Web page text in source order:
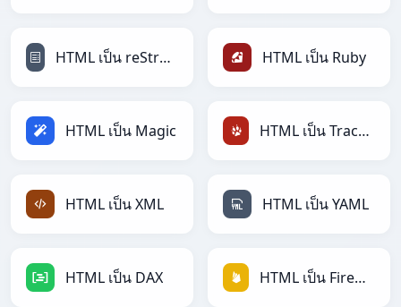
HTML เป็น reStructuredText HTML เป็น Ruby
HTML เป็น Magic HTML เป็น TracWiki
HTML เป็น XML HTML เป็น YAML
HTML เป็น DAX HTML เป็น Firebase